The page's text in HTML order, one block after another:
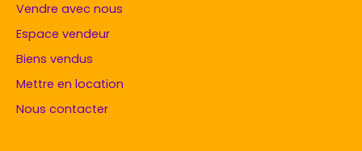
Vendre avec nous
Espace vendeur
Biens vendus
Mettre en location
Nous contacter